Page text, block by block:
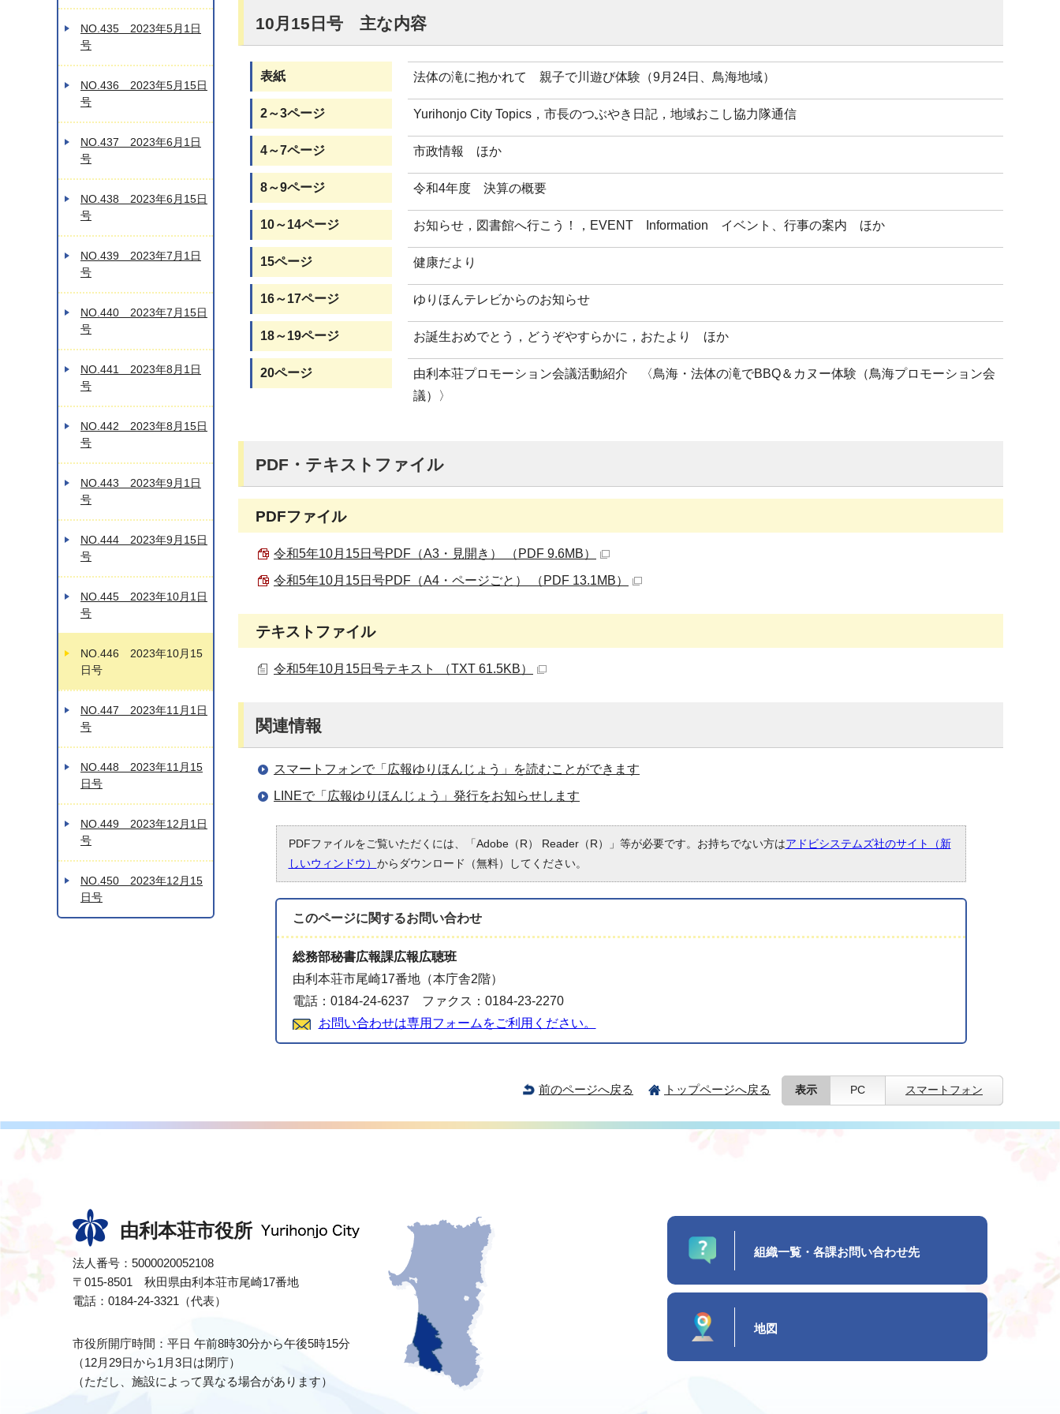
10月15日号 主な内容
表紙 法体の滝に抱かれて 親子で川遊び体験（9月24日、鳥海地域）
2～3ページ Yurihonjo City Topics，市長のつぶやき日記，地域おこし協力隊通信
4～7ページ 市政情報 ほか
8～9ページ 令和4年度 決算の概要
10～14ページ お知らせ，図書館へ行こう！，EVENT Information イベント、行事の案内 ほか
15ページ 健康だより
16～17ページ ゆりほんテレビからのお知らせ
18～19ページ お誕生おめでとう，どうぞやすらかに，おたより ほか
20ページ
由利本荘プロモーション会議活動紹介 〈鳥海・法体の滝でBBQ＆カヌー体験（鳥海プロモーション会
議）〉
PDF・テキストファイル
PDFファイル
令和5年10月15日号PDF（A3・見開き） （PDF 9.6MB）
令和5年10月15日号PDF（A4・ページごと） （PDF 13.1MB）
テキストファイル
令和5年10月15日号テキスト （TXT 61.5KB）
関連情報
スマートフォンで「広報ゆりほんじょう」を読むことができます
LINEで「広報ゆりほんじょう」発行をお知らせします
PDFファイルをご覧いただくには、「Adobe（R） Reader（R）」等が必要です。お持ちでない方はアドビシステムズ社のサイト（新
しいウィンドウ） からダウンロード（無料）してください。
このページに関するお問い合わせ
総務部秘書広報課広報広聴班
由利本荘市尾崎17番地（本庁舎2階）
電話：0184-24-6237 ファクス：0184-23-2270
お問い合わせは専用フォームをご利用ください。
NO.435 2023年5月1日
号
NO.436 2023年5月15日
号
NO.437 2023年6月1日
号
NO.438 2023年6月15日
号
NO.439 2023年7月1日
号
NO.440 2023年7月15日
号
NO.441 2023年8月1日
号
NO.442 2023年8月15日
号
NO.443 2023年9月1日
号
NO.444 2023年9月15日
号
NO.445 2023年10月1日
号
NO.446 2023年10月15
日号
NO.447 2023年11月1日
号
NO.448 2023年11月15
日号
NO.449 2023年12月1日
号
NO.450 2023年12月15
日号
前のページへ戻る トップページへ戻る 表示 PC スマートフォン
由利本荘市役所
法人番号：5000020052108
〒015-8501 秋田県由利本荘市尾崎17番地
電話：0184-24-3321（代表）
市役所開庁時間：平日 午前8時30分から午後5時15分
（12月29日から1月3日は閉庁）
（ただし、施設によって異なる場合があります）
組織一覧・各課お問い合わせ先
地図